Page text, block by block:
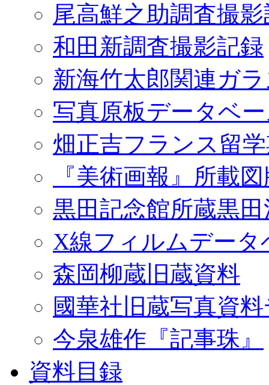
尾高鮮之助調査撮
和田新調査撮影記録
新海竹太郎関連ガ
写真原板データベ
畑正吉フランス留
『美術画報』所載
黒田記念館所蔵黒
X線フィルムデータ
森岡柳蔵旧蔵資料
國華社旧蔵写真資
今泉雄作『記事珠』
資料目録